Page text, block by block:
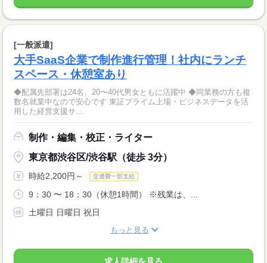
[一般派遣]
大手SaaS企業で制作進行管理！社内にランチ
スペース・休憩室あり
◆配属先部署は24名、20〜40代男女ともに活躍中 ◆同業務の方も複
数名就業中なので安心です 東証プライム上場・ビジネスデータを活
用した経営支援サ...
制作・編集・校正・ライター
東京都渋谷区/渋谷駅（徒歩 3分）
時給2,200円～ 交通費一部支給
9：30 〜 18：30（休憩1時間） ※残業は、...
土曜日 日曜日 祝日
もっと見る